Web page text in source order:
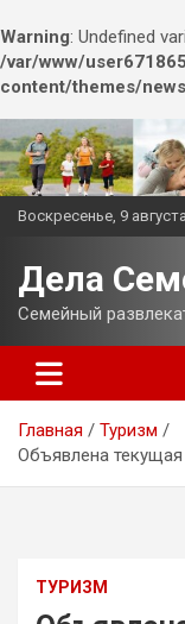
Warning: Undefined
/var/www/
content/themes/
Перейти
к
содержимому
Воскресенье, 9
Дела
Семейный
Главная
Туризм
Объявлена текущая
ТУРИЗМ